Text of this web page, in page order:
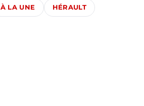
À LA UNE HÉRAULT